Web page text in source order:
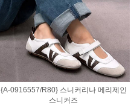
{A-0916557/R80} 스니커리나 메리제인
스니커즈